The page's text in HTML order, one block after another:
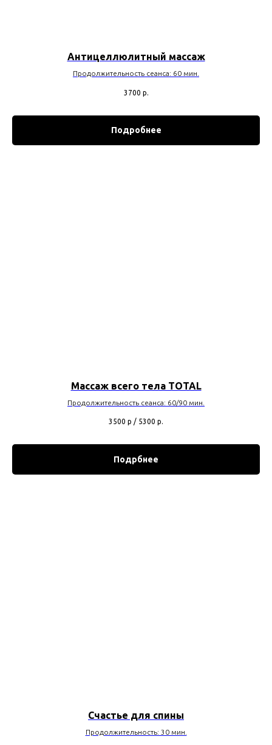
Антицеллюлитный массаж
Продолжительность сеанса: 60 мин.
3700 р.
Подробнее
Массаж всего тела TOTAL
Продолжительность сеанса: 60/90 мин.
3500 р / 5300 р.
Подрбнее
Счастье для спины
Продолжительность: 30 мин.